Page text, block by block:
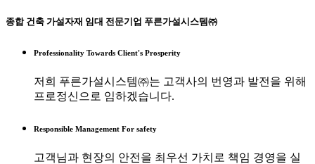
종합 건축 가설자재 임대 전문기업 푸른가설시스템㈜
Professionality Towards Client's Prosperity
저희 푸른가설시스템㈜는 고객사의 번영과 발전을 위해
프로정신으로 임하겠습니다.
Responsible Management For safety
고객님과 현장의 안전을 최우선 가치로 책임 경영을 실